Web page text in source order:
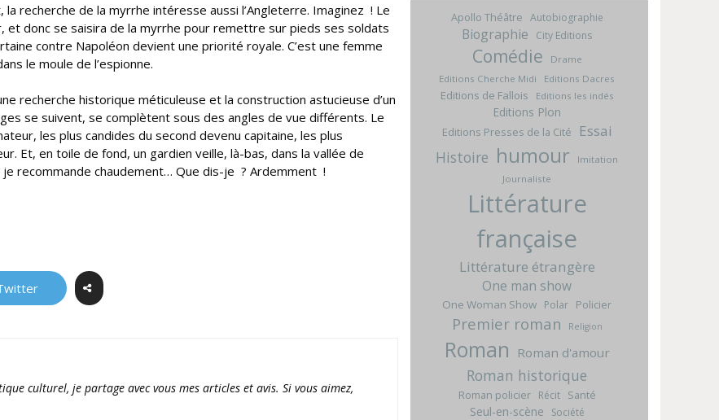
recherche de la myrrhe intéresse aussi l’Angleterre. Imaginez ! Le
et donc se saisira de la myrrhe pour remettre sur pieds ses soldats
contre Napoléon devient une priorité royale. C’est une femme
le moule de l’espionne.
recherche historique méticuleuse et la construction astucieuse d’un
se suivent, se complètent sous des angles de vue différents. Le
les plus candides du second devenu capitaine, les plus
Et, en toile de fond, un gardien veille, là-bas, dans la vallée de
je recommande chaudement… Que dis-je ? Ardemment !
culturel, je partage avec vous mes articles et avis. Si vous aimez,
Apollo Théâtre Autobiographie
Biographie City Editions
Comédie
Drame
Editions Cherche Midi
Editions Dacres
Editions de Fallois Editions les indés
Editions Plon
Editions Presses de la Cité Essai
Histoire humour
Imitation
Journaliste
Littérature
française
Littérature étrangère
One man show
One Woman Show Polar Policier
Premier roman Religion
Roman Roman d'amour
Roman historique
Roman policier Récit Santé
Seul-en-scène
Société